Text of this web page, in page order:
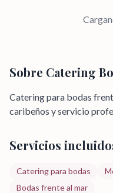
Sobre Catering
Catering para bodas
caribeños y servicio
Servicios
Catering para bodas
Bodas frente al mar